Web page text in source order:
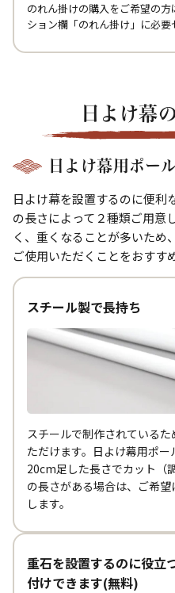
のれん掛けの購入をご希望の
ション欄「のれん掛け」に必要
日よけ幕
日よけ幕用ポー
日よけ幕を設置するのに便利
の長さによって２種類ご用意
く、重くなることが多いため
ご使用いただくことをおすす
スチール製で長持ち
スチールで制作されている
ただけます。日よけ幕用ポ
20cm足した長さでカット（
の長さがある場合は、ご希
します。
重石を設置するのに役立
付けできます(無料)